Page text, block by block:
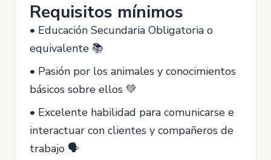
Requisitos mínimos
• Educación Secundaria Obligatoria o
equivalente 📚
• Pasión por los animales y conocimientos
básicos sobre ellos 💚
• Excelente habilidad para comunicarse e
interactuar con clientes y compañeros de
trabajo 🗣